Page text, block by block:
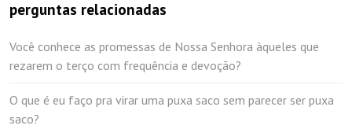
perguntas relacionadas
Você conhece as promessas de Nossa Senhora àqueles que
rezarem o terço com frequência e devoção?
O que é eu faço pra virar uma puxa saco sem parecer ser puxa
saco?